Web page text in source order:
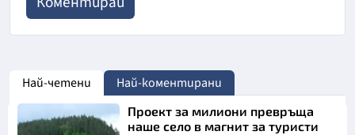
Най-четени Най-коментирани
Проект за милиони превръща
наше село в магнит за туристи